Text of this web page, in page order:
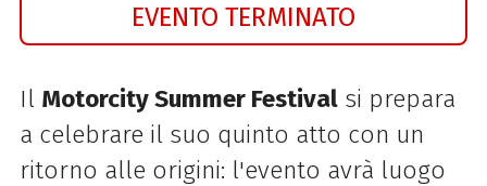
EVENTO TERMINATO
Il Motorcity Summer Festivalsi prepara
a celebrare il suo quinto atto con un
ritorno alle origini: l'evento avrà luogo